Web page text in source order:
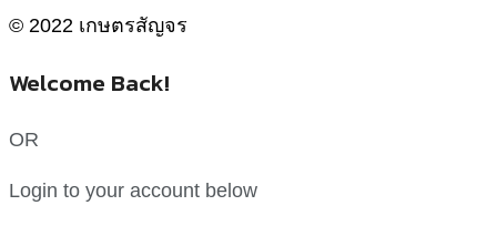
© 2022 เกษตรสัญจร
Welcome Back!
OR
Login to your account below